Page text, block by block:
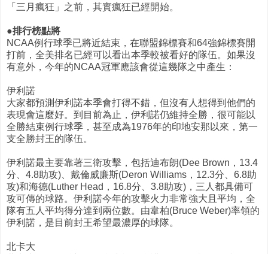
「三月瘋狂」之前，其實瘋狂已經開始。
●排行榜點將
NCAA例行球季已將近結束，在聯盟錦標賽和64強錦標賽開
打前，全美排名已經可以看出本季較被看好的隊伍。如果沒
有意外，今年的NCAA冠軍應該會從這幾隊之中產生：
伊利諾
大家都預測伊利諾本季會打得不錯，但沒有人想得到他們的
表現會這麼好。到目前為止，伊利諾仍維持全勝，很可能以
全勝結束例行球季，甚至成為1976年的印地安那以來，第一
支全勝封王的隊伍。
伊利諾最主要靠著三衛攻擊，包括迪布朗(Dee Brown，13.4
分、4.8助攻)、戴倫威廉斯(Deron Williams，12.3分、6.8助
攻)和海德(Luther Head，16.8分、3.8助攻)，三人都具備可
攻可傳的球路。伊利諾今年的攻擊火力非常強大且平均，全
隊有五人平均得分達到兩位數。由韋柏(Bruce Weber)率領的
伊利諾，是目前封王希望最濃厚的球隊。
北卡大